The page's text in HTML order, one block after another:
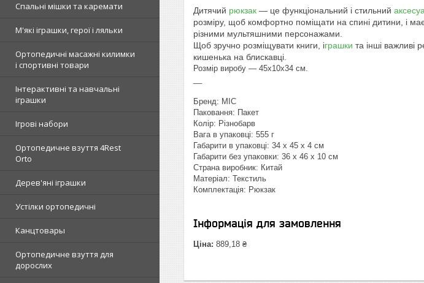
Спальні мішки та каремати
М'які іграшки, герої і ляльки
Ортопедичні масажні килимки
і спортивні товари
Інтерактивні та навчальні
іграшки
Ігрові набори
Ортопедичне взуття 4Rest
Orto
Дерев'яні іграшки
Устілки ортопедичні
Канцтовары
Ортопедичне взуття для
дорослих
Дитячий рюкзак — це функціональний і стильний
розміру, щоб комфортно поміщати на спині дитини, і
різними мультяшними персонажами.
Щоб зручно розміщувати книги, іграшки та інші важливі
кишенька на блискавці.
Розмір виробу — 45х10х34 см.
Бренд: MIC
Паковання: Пакет
Колір: Різнобарв
Вага в упаковці: 555 г
Габарити в упаковці: 34 x 45 x 4 см
Габарити без упаковки: 36 x 46 x 10 см
Страна виробник: Китай
Матеріал: Текстиль
Комплектація: Рюкзак
Інформація для замовлення
Ціна: 889,18 ₴